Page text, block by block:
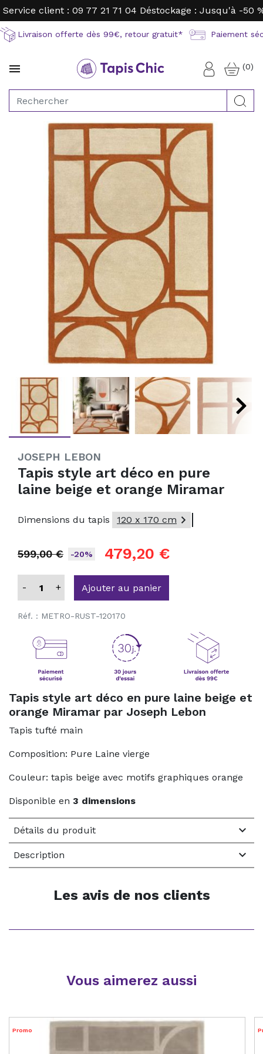
Service client : 09 77 21 71 04 Déstockage : Jusqu'à -50
Livraison offerte dès 99€, retour gratuit* Paiement
 Connexion
(0)
JOSEPH LEBON
Tapis style art déco en pure
laine beige et orange Miramar
Dimensions du tapis 120 x 170 cm 
599,00 € -20% 479,20 €
- + Ajouter au panier
Réf. : METRO-RUST-120170
Tapis style art déco en pure laine beige et
orange Miramar par Joseph Lebon
Tapis tufté main
Composition: Pure Laine vierge
Couleur: tapis beige avec motifs graphiques orange
Disponible en 3 dimensions
Détails du produit 
Description 
Les avis de nos clients
Vous aimerez aussi
Promo